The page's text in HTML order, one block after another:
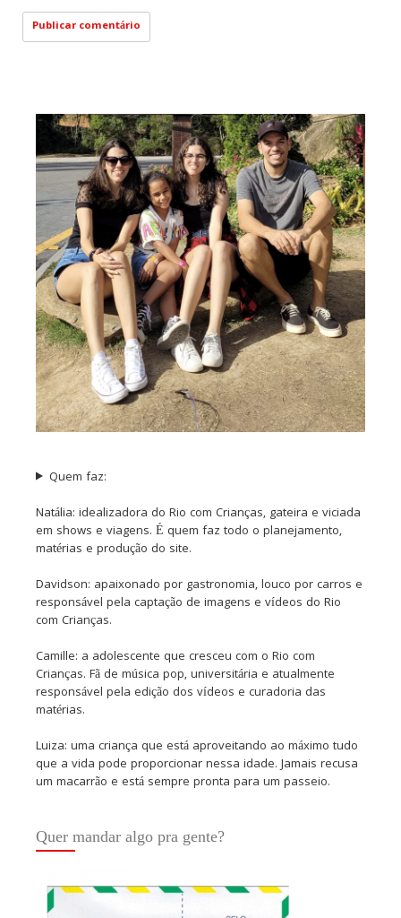
Quem faz:
Natália: idealizadora do Rio com Crianças, gateira e viciada
em shows e viagens. É quem faz todo o planejamento,
matérias e produção do site.
Davidson: apaixonado por gastronomia, louco por carros e
responsável pela captação de imagens e vídeos do Rio
com Crianças.
Camille: a adolescente que cresceu com o Rio com
Crianças. Fã de música pop, universitária e atualmente
responsável pela edição dos vídeos e curadoria das
matérias.
Luiza: uma criança que está aproveitando ao máximo tudo
que a vida pode proporcionar nessa idade. Jamais recusa
um macarrão e está sempre pronta para um passeio.
Quer mandar algo pra gente?